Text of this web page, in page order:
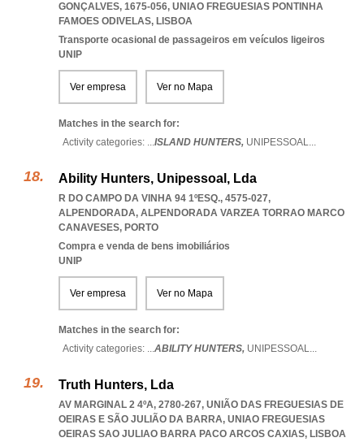
GONÇALVES, 1675-056, UNIAO FREGUESIAS PONTINHA
FAMOES ODIVELAS, LISBOA
Transporte ocasional de passageiros em veículos ligeiros
UNIP
Ver empresa Ver no Mapa
Matches in the search for:
Activity categories: ...ISLAND HUNTERS, UNIPESSOAL...
Ability Hunters, Unipessoal, Lda
R DO CAMPO DA VINHA 94 1ºESQ., 4575-027,
ALPENDORADA, ALPENDORADA VARZEA TORRAO MARCO
CANAVESES, PORTO
Compra e venda de bens imobiliários
UNIP
Ver empresa Ver no Mapa
Matches in the search for:
Activity categories: ...ABILITY HUNTERS, UNIPESSOAL...
Truth Hunters, Lda
AV MARGINAL 2 4ºA, 2780-267, UNIÃO DAS FREGUESIAS DE
OEIRAS E SÃO JULIÃO DA BARRA, UNIAO FREGUESIAS
OEIRAS SAO JULIAO BARRA PACO ARCOS CAXIAS, LISBOA